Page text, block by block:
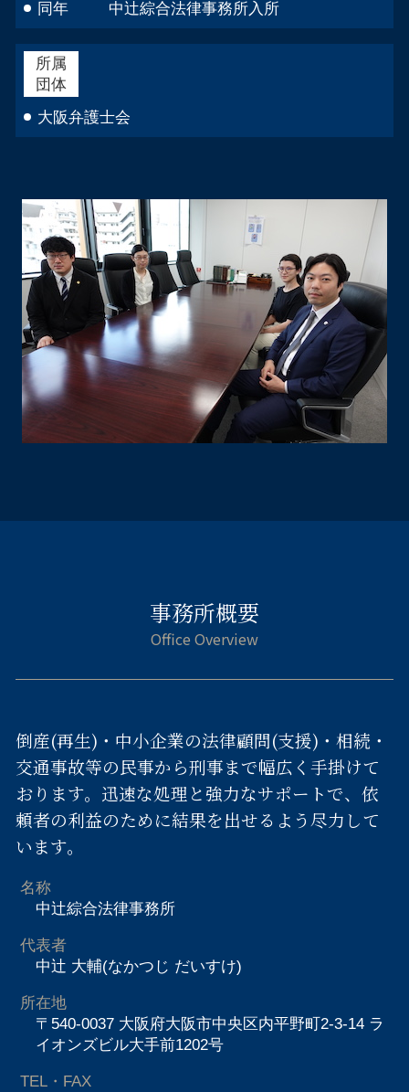
同年 中辻綜合法律事務所入所
所属
団体
大阪弁護士会
事務所概要
倒産(再生)・中小企業の法律顧問(支援)・相続・
交通事故等の民事から刑事まで幅広く手掛けて
おります。迅速な処理と強力なサポートで、依
頼者の利益のために結果を出せるよう尽力して
います。
名称
中辻綜合法律事務所
代表者
中辻 大輔(なかつじ だいすけ)
所在地
〒540-0037 大阪府大阪市中央区内平野町2-3-14 ラ
イオンズビル大手前1202号
TEL・FAX